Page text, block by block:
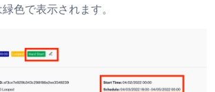
色で表示されます。